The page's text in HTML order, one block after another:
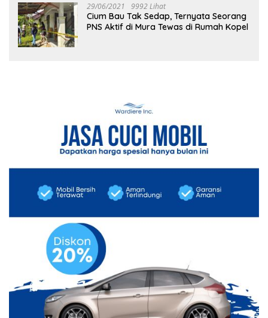
29/06/2021 9992 Lihat
Cium Bau Tak Sedap, Ternyata Seorang
PNS Aktif di Mura Tewas di Rumah Kopel